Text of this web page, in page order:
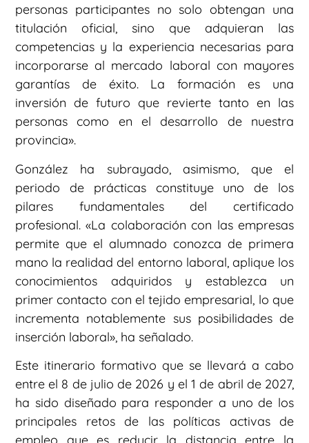
personas participantes no solo obtengan una
titulación oficial, sino que adquieran las
competencias y la experiencia necesarias para
incorporarse al mercado laboral con mayores
garantías de éxito. La formación es una
inversión de futuro que revierte tanto en las
personas como en el desarrollo de nuestra
provincia».
González ha subrayado, asimismo, que el
periodo de prácticas constituye uno de los
pilares fundamentales del certificado
profesional. «La colaboración con las empresas
permite que el alumnado conozca de primera
mano la realidad del entorno laboral, aplique los
conocimientos adquiridos y establezca un
primer contacto con el tejido empresarial, lo que
incrementa notablemente sus posibilidades de
inserción laboral», ha señalado.
Este itinerario formativo que se llevará a cabo
entre el 8 de julio de 2026 y el 1 de abril de 2027,
ha sido diseñado para responder a uno de los
principales retos de las políticas activas de